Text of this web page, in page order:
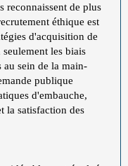
reconnaissent de plus
éthique est
d'acquisition de
les biais
au sein de la main-
publique
d'embauche,
la satisfaction des